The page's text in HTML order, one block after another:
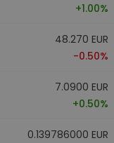
+1.00%
48.270 EUR
-0.50%
7.0900 EUR
+0.50%
0.139786000 EUR